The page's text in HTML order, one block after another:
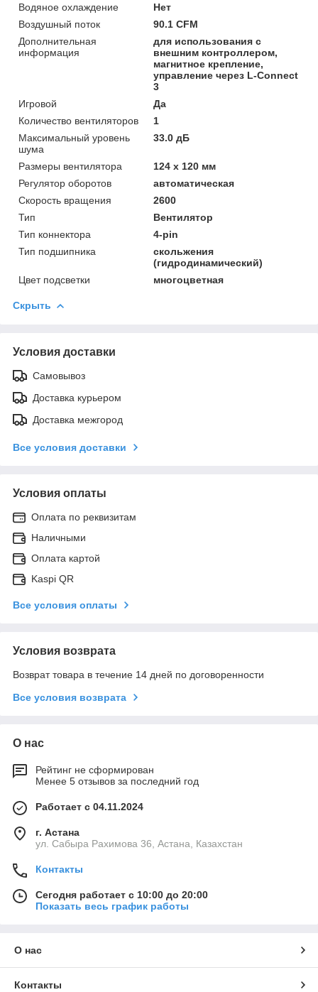
Водяное охлаждение
Нет
Воздушный поток
90.1 CFM
Дополнительная
информация
для использования с
внешним контроллером,
магнитное крепление,
управление через L-Connect
3
Игровой
Да
Количество вентиляторов
1
Максимальный уровень
шума
33.0 дБ
Размеры вентилятора
124 x 120 мм
Регулятор оборотов
автоматическая
Скорость вращения
2600
Тип
Вентилятор
Тип коннектора
4-pin
Тип подшипника
скольжения
(гидродинамический)
Цвет подсветки
многоцветная
Скрыть
Условия доставки
Самовывоз
Доставка курьером
Доставка межгород
Все условия доставки
Условия оплаты
Оплата по реквизитам
Наличными
Оплата картой
Kaspi QR
Все условия оплаты
Условия возврата
Возврат товара в течение 14 дней по договоренности
Все условия возврата
О нас
Рейтинг не сформирован
Менее 5 отзывов за последний год
Работает с 04.11.2024
г. Астана
ул. Сабыра Рахимова 36, Астана, Казахстан
Контакты
Сегодня работает с 10:00 до 20:00
Показать весь график работы
О нас
Контакты